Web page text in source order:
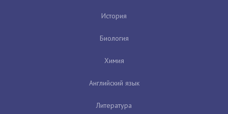
История
Биология
Химия
Английский язык
Литература